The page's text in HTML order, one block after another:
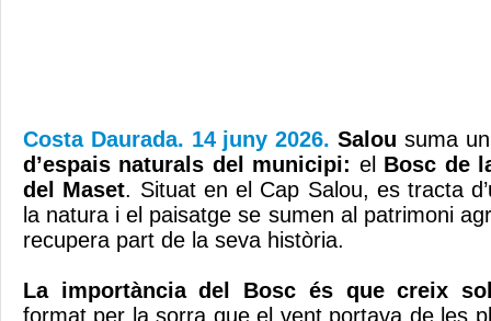
Costa Daurada. 14 juny 2026.Salou suma
d’espais naturals del municipi: el Bosc de
del Maset. Situat en el Cap Salou, es tracta
la natura i el paisatge se sumen al patrimoni
recupera part de la seva història.
La importància del Bosc és que creix
format per la sorra que el vent portava de les